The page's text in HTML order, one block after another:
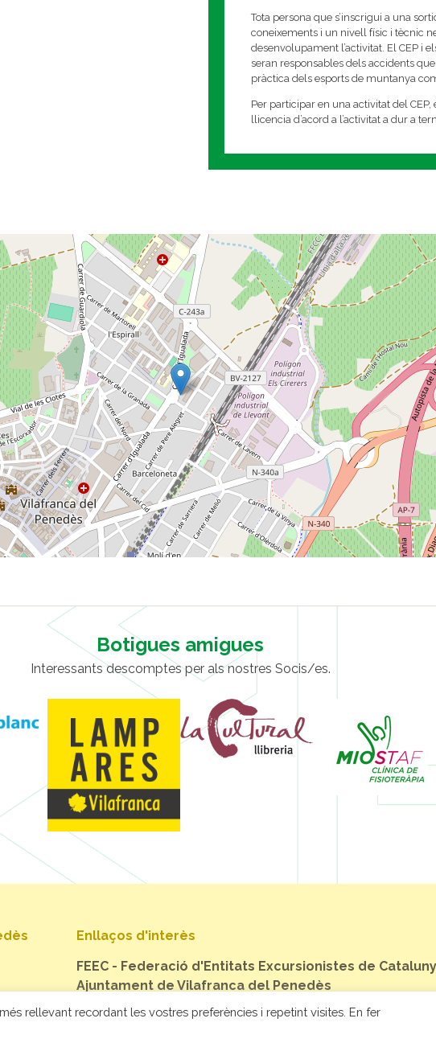
Tota persona que s’inscrigui a una
coneixements i un nivell físic i tècnic
desenvolupament l’activitat. El CEP i
seran responsables dels accidents
pràctica dels esports de muntanya
Per participar en una activitat del
llicencia d’acord a l’activitat a dur a
Botigues amigues
Interessants descomptes per als nostres Socis/es.
Enllaços d'interès
FEEC - Federació d'Entitats Excursionistes de
Ajuntament de Vilafranca del Penedès
rellevant recordant les vostres preferències i repetint visites. En fer